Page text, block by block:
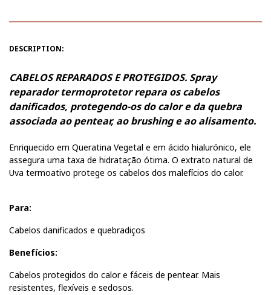
DESCRIPTION:
CABELOS REPARADOS E PROTEGIDOS. Spray
reparador termoprotetor repara os cabelos
danificados, protegendo-os do calor e da quebra
associada ao pentear, ao brushing e ao alisamento.
Enriquecido em Queratina Vegetal e em ácido hialurónico, ele
assegura uma taxa de hidratação ótima. O extrato natural de
Uva termoativo protege os cabelos dos malefícios do calor.
Para:
Cabelos danificados e quebradiços
Benefícios:
Cabelos protegidos do calor e fáceis de pentear. Mais
resistentes, flexíveis e sedosos.